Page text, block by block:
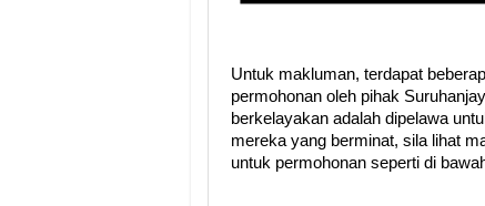
Untuk makluman, terdapat
permohonan oleh pihak
berkelayakan adalah dipelawa
mereka yang berminat, sila lihat
untuk permohonan seperti di